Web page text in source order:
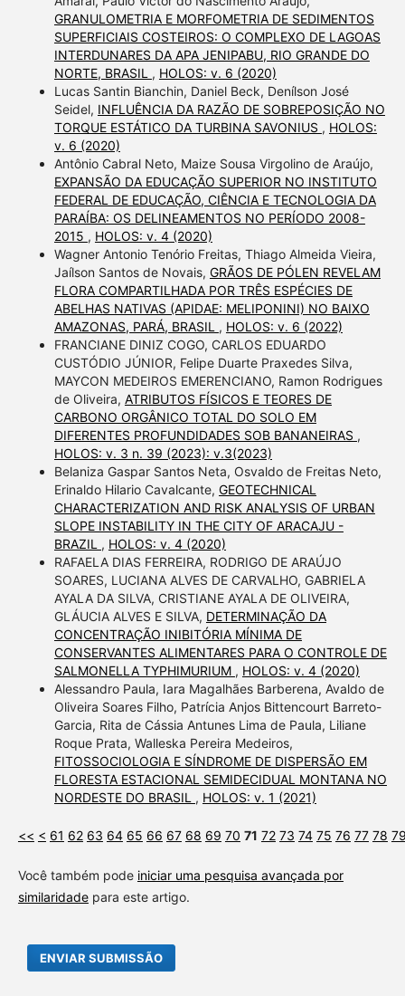
GRANULOMETRIA E MORFOMETRIA DE SEDIMENTOS
SUPERFICIAIS COSTEIROS: O COMPLEXO DE LAGOAS
INTERDUNARES DA APA JENIPABU, RIO GRANDE DO
NORTE, BRASIL , HOLOS: v. 6 (2020)
Lucas Santin Bianchin, Daniel Beck, Denílson José
Seidel, INFLUÊNCIA DA RAZÃO DE SOBREPOSIÇÃO NO
TORQUE ESTÁTICO DA TURBINA SAVONIUS , HOLOS:
v. 6 (2020)
Antônio Cabral Neto, Maize Sousa Virgolino de Araújo,
EXPANSÃO DA EDUCAÇÃO SUPERIOR NO INSTITUTO
FEDERAL DE EDUCAÇÃO, CIÊNCIA E TECNOLOGIA DA
PARAÍBA: OS DELINEAMENTOS NO PERÍODO 2008-
2015 , HOLOS: v. 4 (2020)
Wagner Antonio Tenório Freitas, Thiago Almeida Vieira,
Jaílson Santos de Novais, GRÃOS DE PÓLEN REVELAM
FLORA COMPARTILHADA POR TRÊS ESPÉCIES DE
ABELHAS NATIVAS (APIDAE: MELIPONINI) NO BAIXO
AMAZONAS, PARÁ, BRASIL , HOLOS: v. 6 (2022)
FRANCIANE DINIZ COGO, CARLOS EDUARDO
CUSTÓDIO JÚNIOR, Felipe Duarte Praxedes Silva,
MAYCON MEDEIROS EMERENCIANO, Ramon Rodrigues
de Oliveira, ATRIBUTOS FÍSICOS E TEORES DE
CARBONO ORGÂNICO TOTAL DO SOLO EM
DIFERENTES PROFUNDIDADES SOB BANANEIRAS ,
HOLOS: v. 3 n. 39 (2023): v.3(2023)
Belaniza Gaspar Santos Neta, Osvaldo de Freitas Neto,
Erinaldo Hilario Cavalcante, GEOTECHNICAL
CHARACTERIZATION AND RISK ANALYSIS OF URBAN
SLOPE INSTABILITY IN THE CITY OF ARACAJU -
BRAZIL , HOLOS: v. 4 (2020)
RAFAELA DIAS FERREIRA, RODRIGO DE ARAÚJO
SOARES, LUCIANA ALVES DE CARVALHO, GABRIELA
AYALA DA SILVA, CRISTIANE AYALA DE OLIVEIRA,
GLÁUCIA ALVES E SILVA, DETERMINAÇÃO DA
CONCENTRAÇÃO INIBITÓRIA MÍNIMA DE
CONSERVANTES ALIMENTARES PARA O CONTROLE DE
SALMONELLA TYPHIMURIUM , HOLOS: v. 4 (2020)
Alessandro Paula, Iara Magalhães Barberena, Avaldo de
Oliveira Soares Filho, Patrícia Anjos Bittencourt Barreto-
Garcia, Rita de Cássia Antunes Lima de Paula, Liliane
Roque Prata, Walleska Pereira Medeiros,
FITOSSOCIOLOGIA E SÍNDROME DE DISPERSÃO EM
FLORESTA ESTACIONAL SEMIDECIDUAL MONTANA NO
NORDESTE DO BRASIL , HOLOS: v. 1 (2021)
<< < 61 62 63 64 65 66 67 68 69 70 71 72 73 74 75 76 77 78
Você também pode iniciar uma pesquisa avançada por
similaridadepara este artigo.
ENVIAR SUBMISSÃO